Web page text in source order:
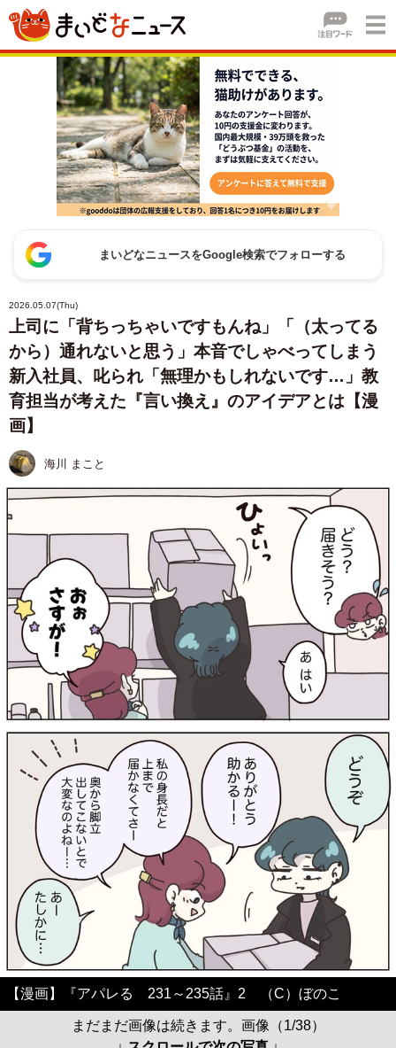
まいどなニュースをGoogle検索でフォローする
2026.05.07(Thu)
上司に「背ちっちゃいですもんね」「（太ってる
から）通れないと思う」本音でしゃべってしまう
新入社員、叱られ「無理かもしれないです…」教
育担当が考えた『言い換え』のアイデアとは【漫
画】
海川 まこと
【漫画】『アパレる 231～235話』2 （C）ぼのこ
まだまだ画像は続きます。画像（1/38）